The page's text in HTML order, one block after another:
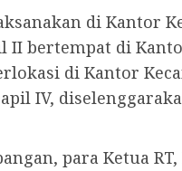
di Kantor
II bertempat di
di Kantor
IV,
para Ketua